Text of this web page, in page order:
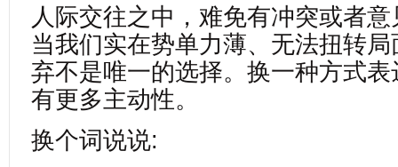
人际交往之中，难免有冲突或者
当我们实在势单力薄、无法扭转
弃不是唯一的选择。换一种方式
有更多主动性。
换个词说说: